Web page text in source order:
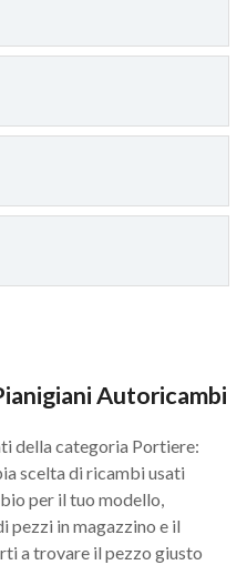
Autoricambi
della categoria Portiere:
scelta di ricambi usati
per il tuo modello,
in magazzino e il
a trovare il pezzo giusto